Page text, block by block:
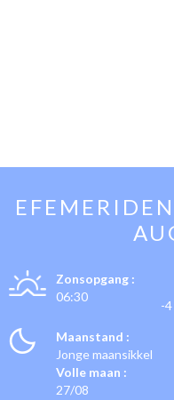
Zonsopgang :
06:30
-
Maanstand :
Jonge maansikkel
Volle maan :
27/08